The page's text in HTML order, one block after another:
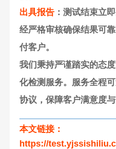
出具报告 ：测试结束立
经严格审核确保结果可
付客户。
我们秉持严谨踏实的态
化检测服务。服务全程
协议，保障客户满意度与
本文链接：
https://